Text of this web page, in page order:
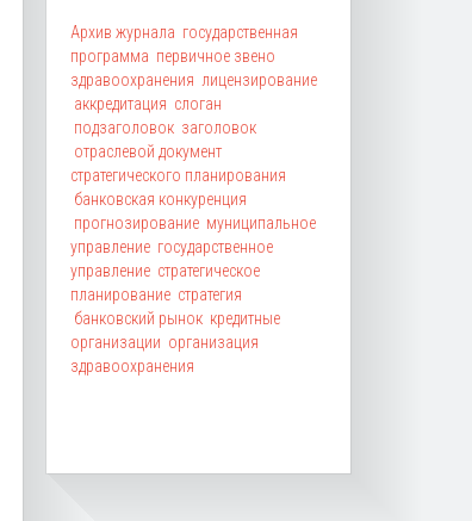
Архив журнала государственная
программа первичное звено
здравоохранения лицензирование
аккредитация слоган
подзаголовок заголовок
отраслевой документ
стратегического планирования
банковская конкуренция
прогнозирование муниципальное
управление государственное
управление стратегическое
планирование стратегия
банковский рынок кредитные
организации организация
здравоохранения